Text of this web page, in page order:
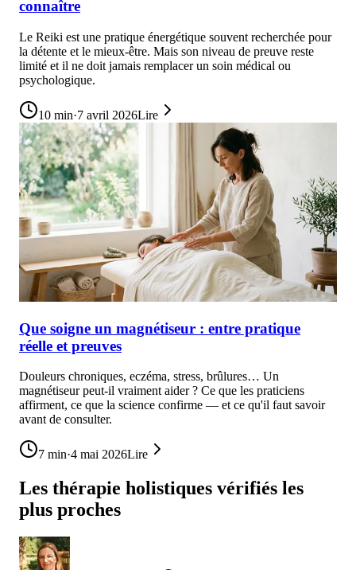
connaître
Le Reiki est une pratique énergétique souvent recherchée pour
la détente et le mieux-être. Mais son niveau de preuve reste
limité et il ne doit jamais remplacer un soin médical ou
psychologique.
10 min·7 avril 2026Lire
Que soigne un magnétiseur : entre pratique
réelle et preuves
Douleurs chroniques, eczéma, stress, brûlures… Un
magnétiseur peut-il vraiment aider ? Ce que les praticiens
affirment, ce que la science confirme — et ce qu'il faut savoir
avant de consulter.
7 min·4 mai 2026Lire
Les thérapie holistiques vérifiés les
plus proches